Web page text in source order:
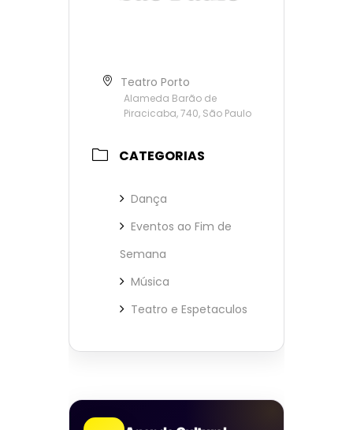
Teatro Porto
Alameda Barão de
Piracicaba, 740, São Paulo
CATEGORIAS
Dança
Eventos ao Fim de
Semana
Música
Teatro e Espetaculos